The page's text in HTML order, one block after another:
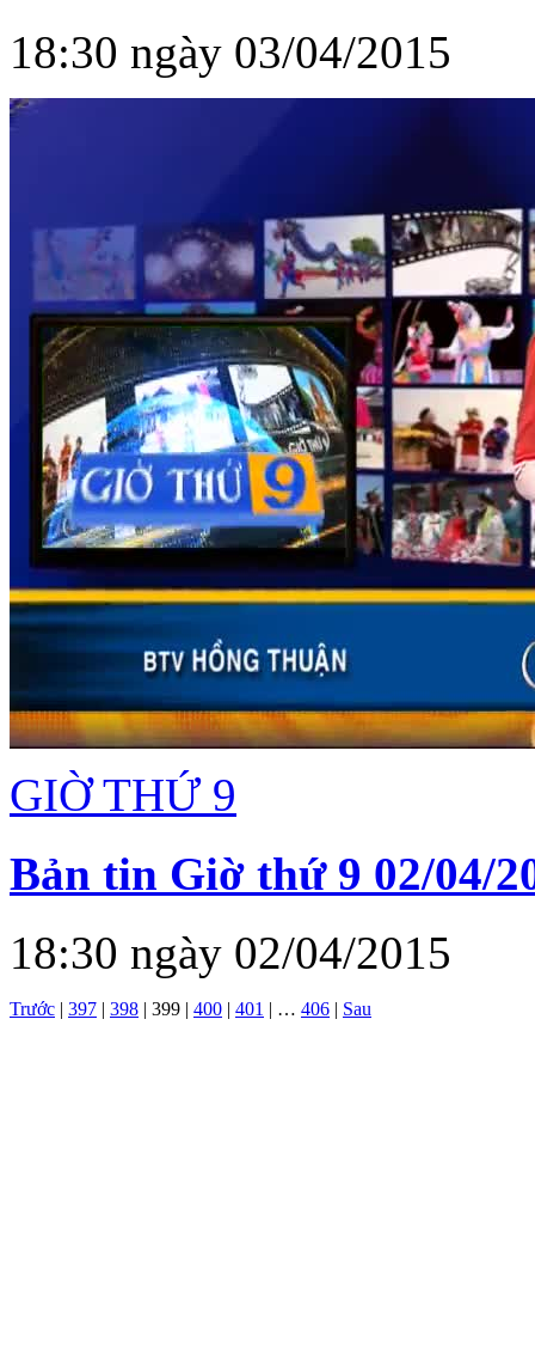
18:30 ngày 03/04/2015
GIỜ THỨ 9
Bản tin Giờ thứ 9 02/04/
18:30 ngày 02/04/2015
Trước | 397 | 398 | 399 | 400 | 401 | … 406 | Sau